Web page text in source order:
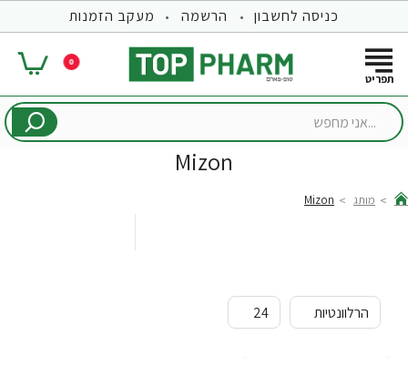
כניסה לחשבון הרשמה מעקב הזמנות
0
...אני
Mizon
מותג Mizon